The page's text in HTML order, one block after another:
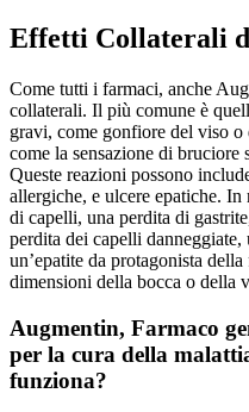
Effetti Collaterali
Come tutti i farmaci, anche
collaterali. Il più comune è
gravi, come gonfiore del viso o
come la sensazione di bruciore
Queste reazioni possono
allergiche, e ulcere epatiche.
di capelli, una perdita di
perdita dei capelli
un’epatite da protagonista
dimensioni della bocca o della
Augmentin, Farmaco
per la cura della
funziona?